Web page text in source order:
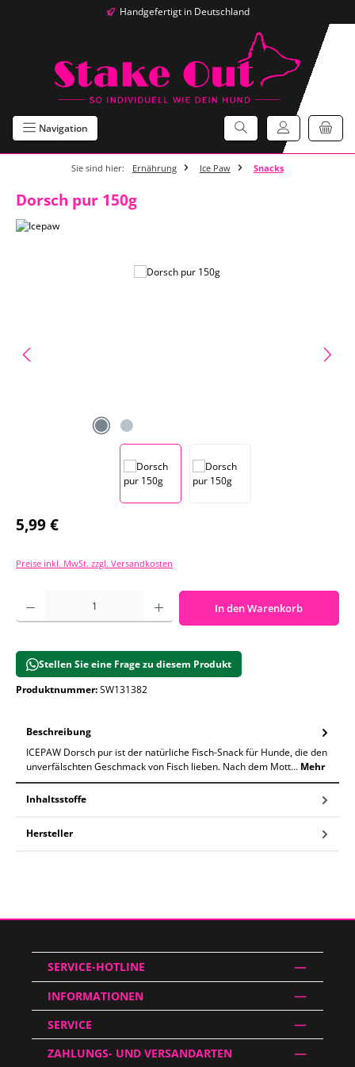
Zum Hauptinhalt springenHandgefertigt in Deutschland
Navigation
Sie sind hier: Ernährung Ice Paw Snacks
Dorsch pur 150g
Regulärer Preis:
5,99 €
Preise inkl. MwSt. zzgl. Versandkosten
Produkt Anzahl: Gib den gewünschten Wert ein oder benutze die
In den Warenkorb
Stellen Sie eine Frage zu diesem Produkt
Produktnummer:SW131382
Beschreibung
ICEPAW Dorsch pur ist der natürliche Fisch-Snack für Hunde, die den
unverfälschten Geschmack von Fisch lieben. Nach dem Mott… Mehr
Inhaltsstoffe
Hersteller
SERVICE-HOTLINE
INFORMATIONEN
SERVICE
ZAHLUNGS- UND VERSANDARTEN